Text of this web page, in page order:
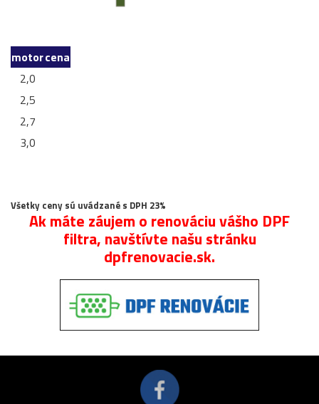
motorcena
2,0
2,5
2,7
3,0
Všetky ceny sú uvádzané s DPH 23%
Ak máte záujem o renováciu vášho DPF
filtra, navštívte našu stránku
dpfrenovacie.sk.